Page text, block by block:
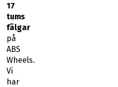
17
tums
fälgar
på
ABS
Wheels.
Vi
har